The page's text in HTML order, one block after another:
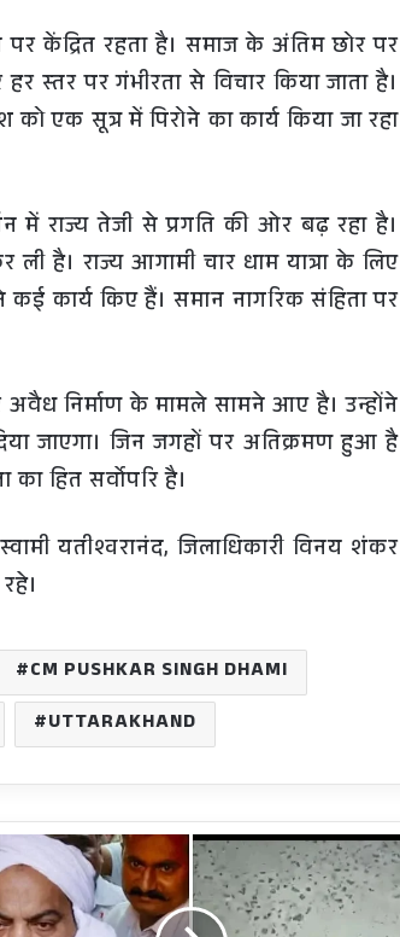
केंद्रित रहता है। समाज के अंतिम छोर पर
स्तर पर गंभीरता से विचार किया जाता है।
एक सूत्र में पिरोने का कार्य किया जा रहा
में राज्य तेजी से प्रगति की ओर बढ़ रहा है।
ली है। राज्य आगामी चार धाम यात्रा के लिए
कई कार्य किए हैं। समान नागरिक संहिता पर
अवैध निर्माण के मामले सामने आए है। उन्होंने
जाएगा। जिन जगहों पर अतिक्रमण हुआ है
हित सर्वोपरि है।
यतीश्वरानंद, जिलाधिकारी विनय शंकर
CM PUSHKAR SINGH DHAMI
UTTARAKHAND